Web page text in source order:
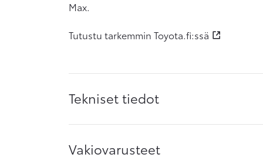
Max.
Tutustu tarkemmin Toyota.fi:ssä
Tekniset tiedot
Vakiovarusteet